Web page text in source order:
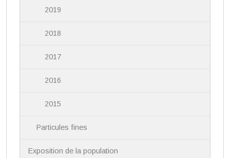
2019
2018
2017
2016
2015
Particules fines
Exposition de la population